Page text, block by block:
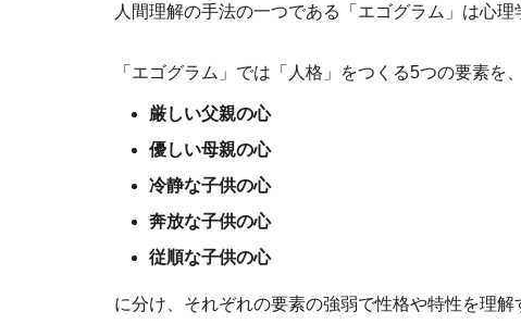
人間理解の手法の一つである「エゴグラム」は心理
「エゴグラム」では「人格」をつくる5つの要素を、
厳しい父親の心
優しい母親の心
冷静な子供の心
奔放な子供の心
従順な子供の心
に分け、それぞれの要素の強弱で性格や特性を理